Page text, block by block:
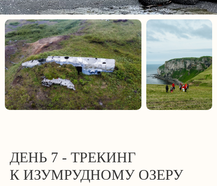
ДЕНЬ 7 - ТРЕКИНГ
К ИЗУМРУДНОМУ ОЗЕРУ